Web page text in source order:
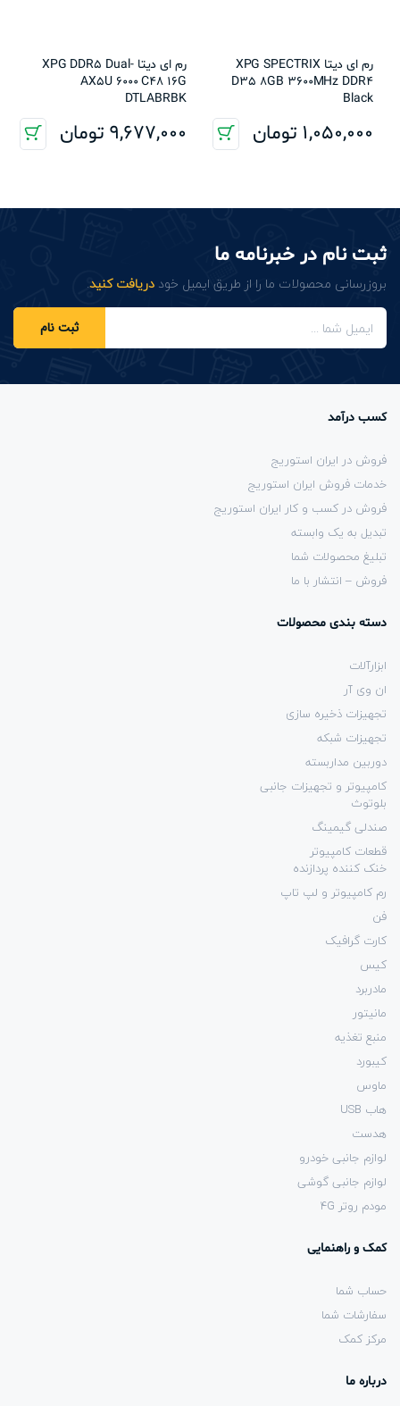
رم ای دیتا XPG SPECTRIX
D35 8GB 3600MHz DDR4
Black
1,050,000 تومان
رم ای دیتا XPG DDR5 Dual-
AX5U 6000 C48 16G
DTLABRBK
9,677,000 تومان
ثبت نام در خبرنامه ما
بروزرسانی محصولات ما را از طریق ایمیل خود دریافت کنید.
ثبت نام
کسب درآمد
فروش در ایران استوریج
خدمات فروش ایران استوریج
فروش در کسب و کار ایران استوریج
تبدیل به یک وابسته
تبلیغ محصولات شما
فروش – انتشار با ما
دسته بندی محصولات
ابزارآلات
ان وی آر
تجهیزات ذخیره سازی
تجهیزات شبکه
دوربین مداربسته
کامپیوتر و تجهیزات جانبی
بلوتوث
صندلی گیمینگ
قطعات کامپیوتر
خنک کننده پردازنده
رم کامپیوتر و لپ تاپ
فن
کارت گرافیک
کیس
مادربرد
مانیتور
منبع تغذیه
کیبورد
ماوس
هاب USB
هدست
لوازم جانبی خودرو
لوازم جانبی گوشی
مودم روتر 4G
کمک و راهنمایی
حساب شما
سفارشات شما
مرکز کمک
درباره ما